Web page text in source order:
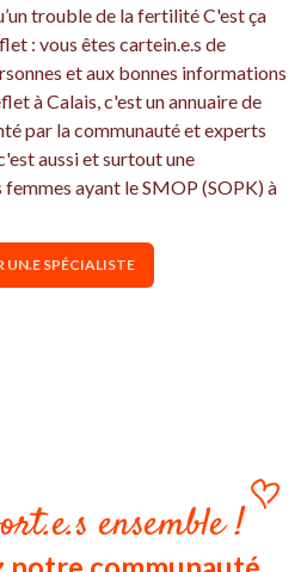
trouble de la fertilité C'est ça
: vous êtes cartein.e.s de
et aux bonnes informations
à Calais, c'est un annuaire de
par la communauté et experts
aussi et surtout une
ayant le SMOP (SOPK) à
UN.E SPÉCIALISTE
ensemble !